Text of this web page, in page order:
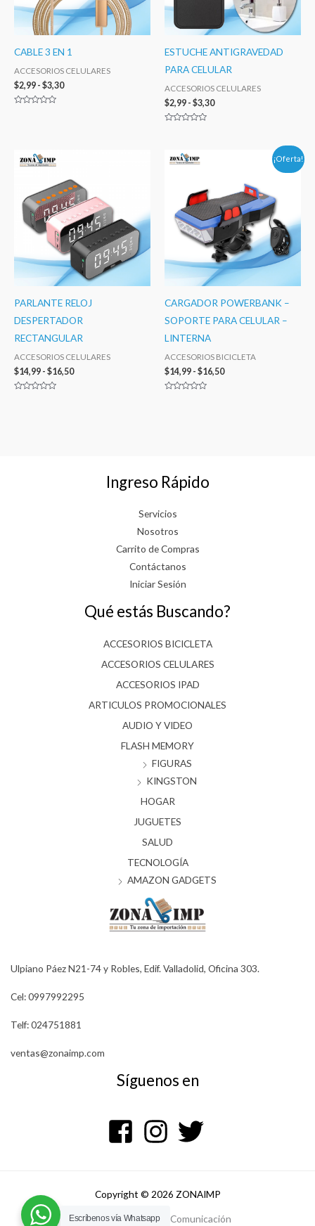
CABLE 3 EN 1
ACCESORIOS CELULARES
$2,99 - $3,30
ESTUCHE ANTIGRAVEDAD
PARA CELULAR
ACCESORIOS CELULARES
$2,99 - $3,30
PARLANTE RELOJ
DESPERTADOR
RECTANGULAR
ACCESORIOS CELULARES
$14,99 - $16,50
desde
$14,99
hasta
$16,50
¡Oferta!
CARGADOR POWERBANK –
SOPORTE PARA CELULAR –
LINTERNA
ACCESORIOS BICICLETA
$14,99 - $16,50
desde
$14,99
hasta
$16,50
Ingreso Rápido
Servicios
Nosotros
Carrito de Compras
Contáctanos
Iniciar Sesión
Qué estás Buscando?
ACCESORIOS BICICLETA
ACCESORIOS CELULARES
ACCESORIOS IPAD
ARTICULOS PROMOCIONALES
AUDIO Y VIDEO
FLASH MEMORY
FIGURAS
KINGSTON
HOGAR
JUGUETES
SALUD
TECNOLOGÍA
AMAZON GADGETS
Ulpiano Páez N21-74 y Robles, Edif. Valladolid, Oficina 303.
Cel: 0997992295
Telf: 024751881
ventas@zonaimp.com
Síguenos en
Copyright © 2026 ZONAIMP
Powered by Bureau Comunicación
Escríbenos vía Whatsapp